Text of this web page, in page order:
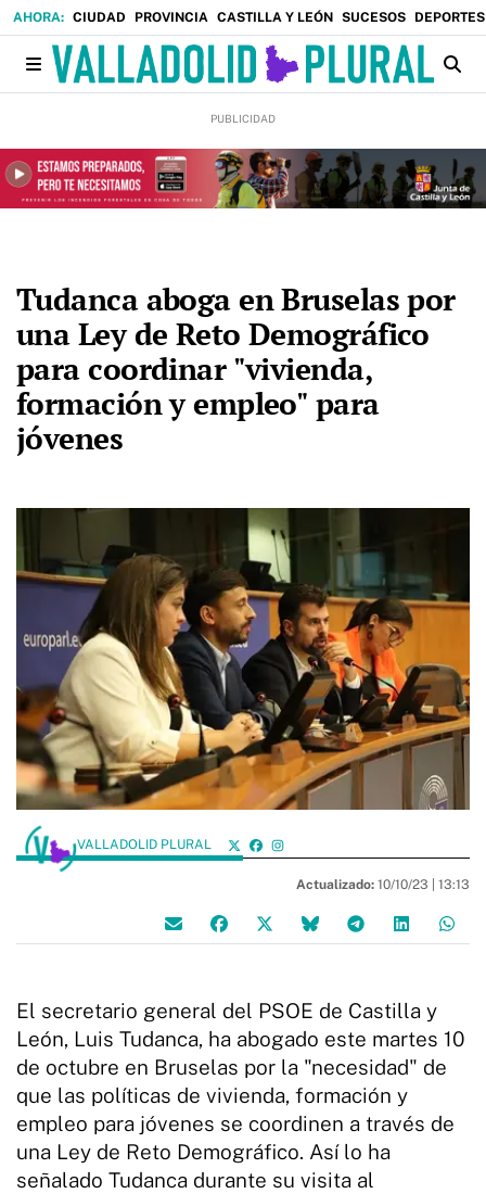
CIUDAD PROVINCIA CASTILLA Y LEÓN SUCESOS DEPORTES
Tudanca aboga en Bruselas por
una Ley de Reto Demográfico
para coordinar "vivienda,
formación y empleo" para
jóvenes
VALLADOLID PLURAL
Actualizado: 10/10/23 | 13:13
El secretario general del PSOE de Castilla y
León, Luis Tudanca, ha abogado este martes 10
de octubre en Bruselas por la "necesidad" de
que las políticas de vivienda, formación y
empleo para jóvenes se coordinen a través de
una Ley de Reto Demográfico. Así lo ha
señalado Tudanca durante su visita al